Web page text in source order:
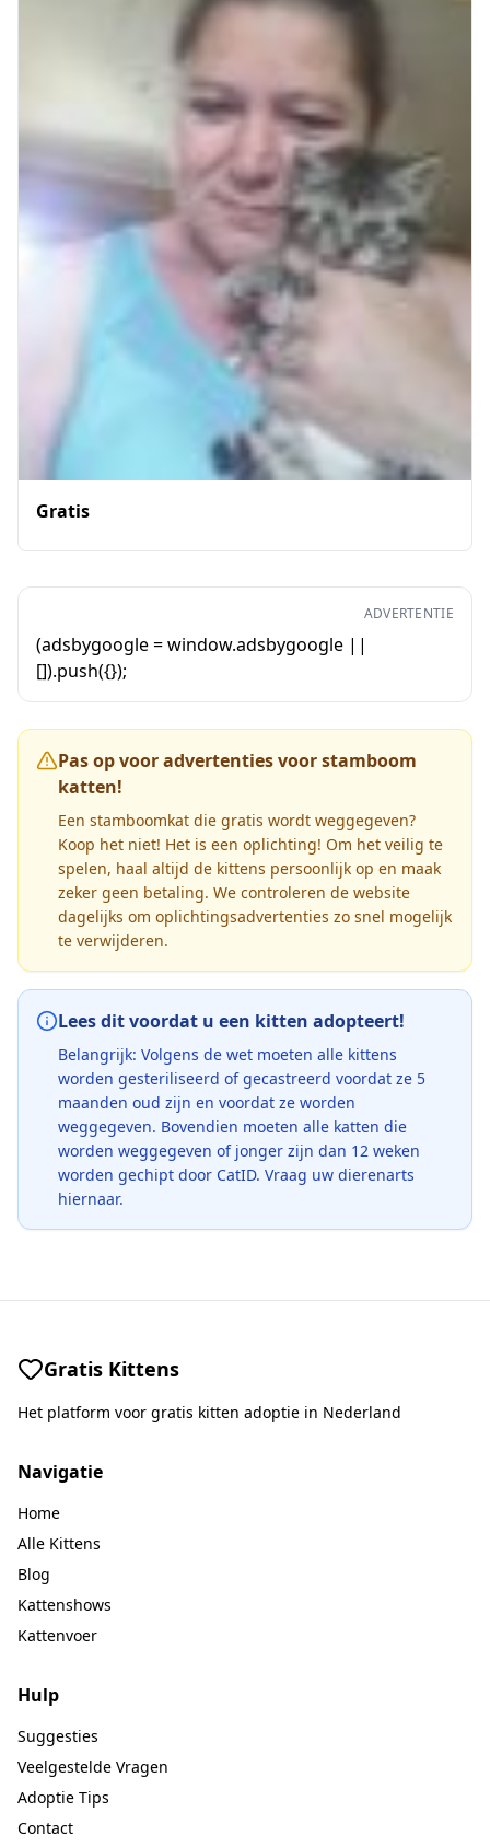
Gratis
ADVERTENTIE
(adsbygoogle = window.adsbygoogle ||
[]).push({});
Pas op voor advertenties voor stamboom
katten!
Een stamboomkat die gratis wordt weggegeven?
Koop het niet! Het is een oplichting! Om het veilig te
spelen, haal altijd de kittens persoonlijk op en maak
zeker geen betaling. We controleren de website
dagelijks om oplichtingsadvertenties zo snel mogelijk
te verwijderen.
Lees dit voordat u een kitten adopteert!
Belangrijk: Volgens de wet moeten alle kittens
worden gesteriliseerd of gecastreerd voordat ze 5
maanden oud zijn en voordat ze worden
weggegeven. Bovendien moeten alle katten die
worden weggegeven of jonger zijn dan 12 weken
worden gechipt door CatID. Vraag uw dierenarts
hiernaar.
Gratis Kittens
Het platform voor gratis kitten adoptie in Nederland
Navigatie
Home
Alle Kittens
Blog
Kattenshows
Kattenvoer
Hulp
Suggesties
Veelgestelde Vragen
Adoptie Tips
Contact